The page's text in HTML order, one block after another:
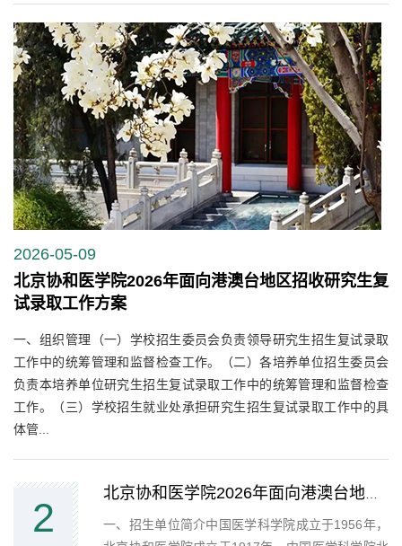
2026-05-09
北京协和医学院2026年面向港澳台地区招收研究生复
试录取工作方案
一、组织管理（一）学校招生委员会负责领导研究生招生复试录取
工作中的统筹管理和监督检查工作。（二）各培养单位招生委员会
负责本培养单位研究生招生复试录取工作中的统筹管理和监督检查
工作。（三）学校招生就业处承担研究生招生复试录取工作中的具
体管...
2
一、招生单位简介中国医学科学院成立于1956年，